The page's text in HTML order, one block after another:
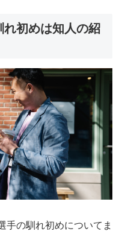
初めは知人の紹
手の馴れ初めについてま